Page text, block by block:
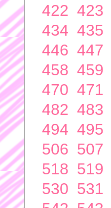
422 423
434 435
446 447
458 459
470 471
482 483
494 495
506 507
518 519
530 531